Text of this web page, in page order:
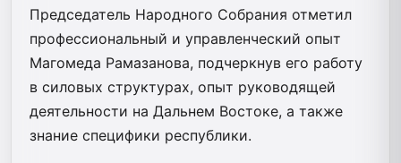
Председатель Народного Собрания отметил
профессиональный и управленческий опыт
Магомеда Рамазанова, подчеркнув его работу
в силовых структурах, опыт руководящей
деятельности на Дальнем Востоке, а также
знание специфики республики.